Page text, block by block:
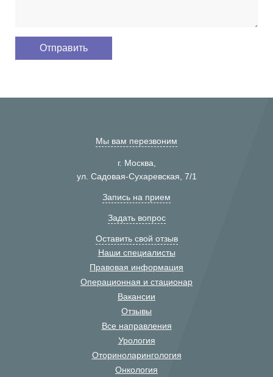
Мы вам перезвоним
г. Москва,
ул. Садовая-Сухаревская, 7/1
Запись на прием
Задать вопрос
Оставить свой отзыв
Наши специалисты
Правовая информация
Операционная и стационар
Вакансии
Отзывы
Все направления
Урология
Оториноларингология
Онкология